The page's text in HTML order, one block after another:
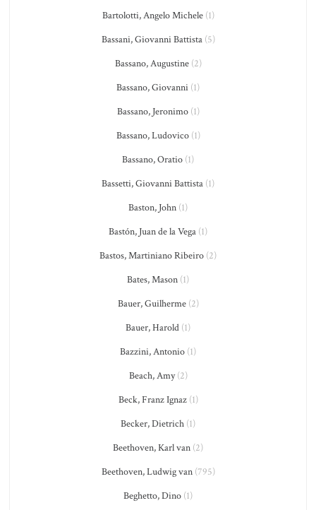
Bartolotti, Angelo Michele(1)
Bassani, Giovanni Battista(5)
Bassano, Augustine(2)
Bassano, Giovanni (1)
Bassano, Jeronimo(1)
Bassano, Ludovico(1)
Bassano, Oratio (1)
Bassetti, Giovanni Battista (1)
Baston, John (1)
Bastón, Juan de la Vega (1)
Bastos, Martiniano Ribeiro (2)
Bates, Mason (1)
Bauer, Guilherme(2)
Bauer, Harold (1)
Bazzini, Antonio (1)
Beach, Amy(2)
Beck, Franz Ignaz(1)
Becker, Dietrich (1)
Beethoven, Karl van (2)
Beethoven, Ludwig van(795)
Beghetto, Dino (1)